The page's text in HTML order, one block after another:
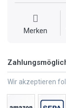
Merken
Wir akzeptieren